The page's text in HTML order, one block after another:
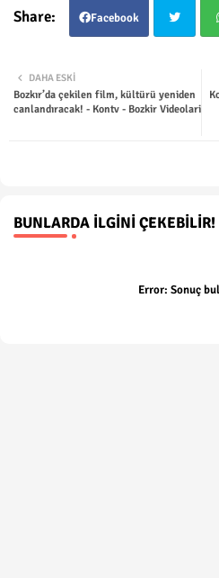
Facebook
ter
DAHA ESKI
Bozkır’da çekilen film, kültürü yeniden
canlandıracak! - Kontv - Bozkir Videolari
BUNLARDA İLGINI ÇEKEBILIR!
Error: Sonuç